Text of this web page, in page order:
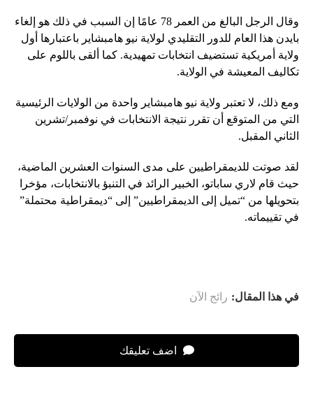
وقال الرجل البالغ من العمر 78 عامًا إن السبب في ذلك هو إلغاء
بايدن هذا العام للدور التقليدي لولاية نيو هامبشاير باعتبارها أول
ولاية أمريكية تستضيف انتخابات تمهيدية. كما ألقى باللوم على
تكاليف المعيشة في الولاية.
ومع ذلك، لا تعتبر ولاية نيو هامبشاير واحدة من الولايات الرئيسية
التي من المتوقع أن تقرر نتيجة الانتخابات في نوفمبر/تشرين
الثاني المقبل.
لقد صوتت للديمقراطيين على مدى السنوات العشرين الماضية،
حيث قام لاري ساباتو، الخبير الرائد في التنبؤ بالانتخابات، مؤخرا
بتحويلها من “تميل إلى الديمقراطيين” إلى “ديمقراطية محتملة”
في تقييماته.
في هذا المقال: رائج الآن
اضف تعليقك